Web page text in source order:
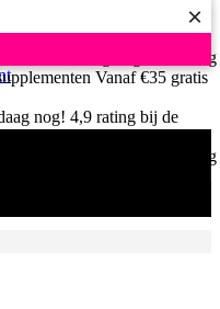
×
nog!
Vanaf €35 gratis
het vandaag nog!
4,9 rating
Vanaf €35 gratis
nog! 4,9 rating bij de
het vandaag nog!
4,9 rating